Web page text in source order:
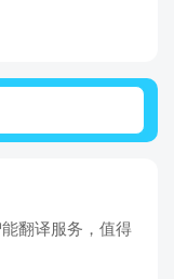
翻译服务，值得